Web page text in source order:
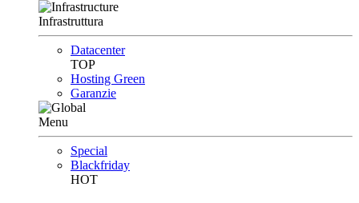
Infrastruttura
Datacenter
TOP
Hosting Green
Garanzie
Menu
Special
Blackfriday
HOT